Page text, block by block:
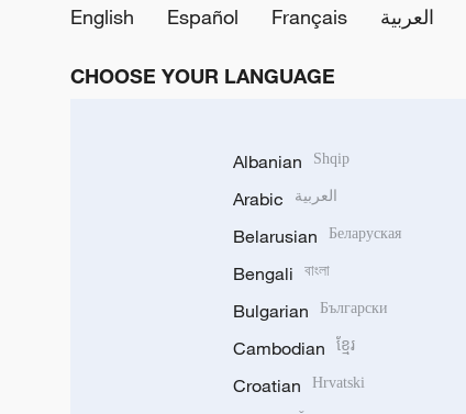
English
Español Français العربية
CHOOSE YOUR LANGUAGE
Albanian Shqip
Arabic العربية
Belarusian Беларуская
Bengali বাংলা
Bulgarian Български
Cambodian ខ្មែរ
Croatian Hrvatski